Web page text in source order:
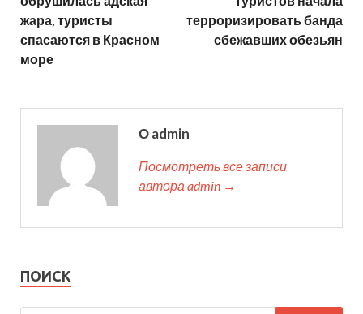
жара, туристы
спасаются в Красном
море
терроризировать банда
сбежавших обезьян
О admin
Посмотреть все записи
автора admin →
ПОИСК